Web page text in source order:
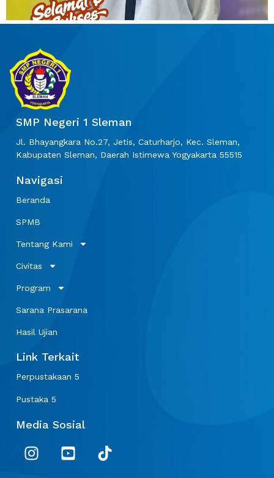
SMP Negeri 1 Sleman
Jl. Bhayangkara No.27, Jetis, Caturharjo, Kec. Sleman,
Kabupaten Sleman, Daerah Istimewa Yogyakarta 55515
Navigasi
Beranda
SPMB
Tentang Kami
Civitas
Program
Sarana Prasarana
Hasil Ujian
Link Terkait
Perpustakaan 5
Pustaka 5
Media Sosial